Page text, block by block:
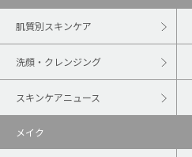
肌質別スキンケア
洗顔・クレンジング
スキンケアニュース
メイク